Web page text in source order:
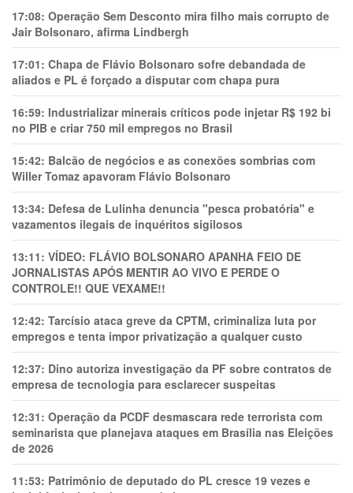
17:08: Operação Sem Desconto mira filho mais corrupto de
Jair Bolsonaro, afirma Lindbergh
17:01: Chapa de Flávio Bolsonaro sofre debandada de
aliados e PL é forçado a disputar com chapa pura
16:59: Industrializar minerais críticos pode injetar R$ 192 bi
no PIB e criar 750 mil empregos no Brasil
15:42: Balcão de negócios e as conexões sombrias com
Willer Tomaz apavoram Flávio Bolsonaro
13:34: Defesa de Lulinha denuncia "pesca probatória" e
vazamentos ilegais de inquéritos sigilosos
13:11: VÍDEO: FLÁVIO BOLSONARO APANHA FEIO DE
JORNALISTAS APÓS MENTIR AO VIVO E PERDE O
CONTROLE!! QUE VEXAME!!
12:42: Tarcísio ataca greve da CPTM, criminaliza luta por
empregos e tenta impor privatização a qualquer custo
12:37: Dino autoriza investigação da PF sobre contratos de
empresa de tecnologia para esclarecer suspeitas
12:31: Operação da PCDF desmascara rede terrorista com
seminarista que planejava ataques em Brasília nas Eleições
de 2026
11:53: Patrimônio de deputado do PL cresce 19 vezes e